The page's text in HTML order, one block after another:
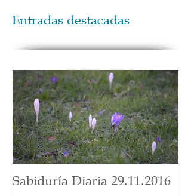
Entradas destacadas
Sabiduría Diaria 29.11.2016